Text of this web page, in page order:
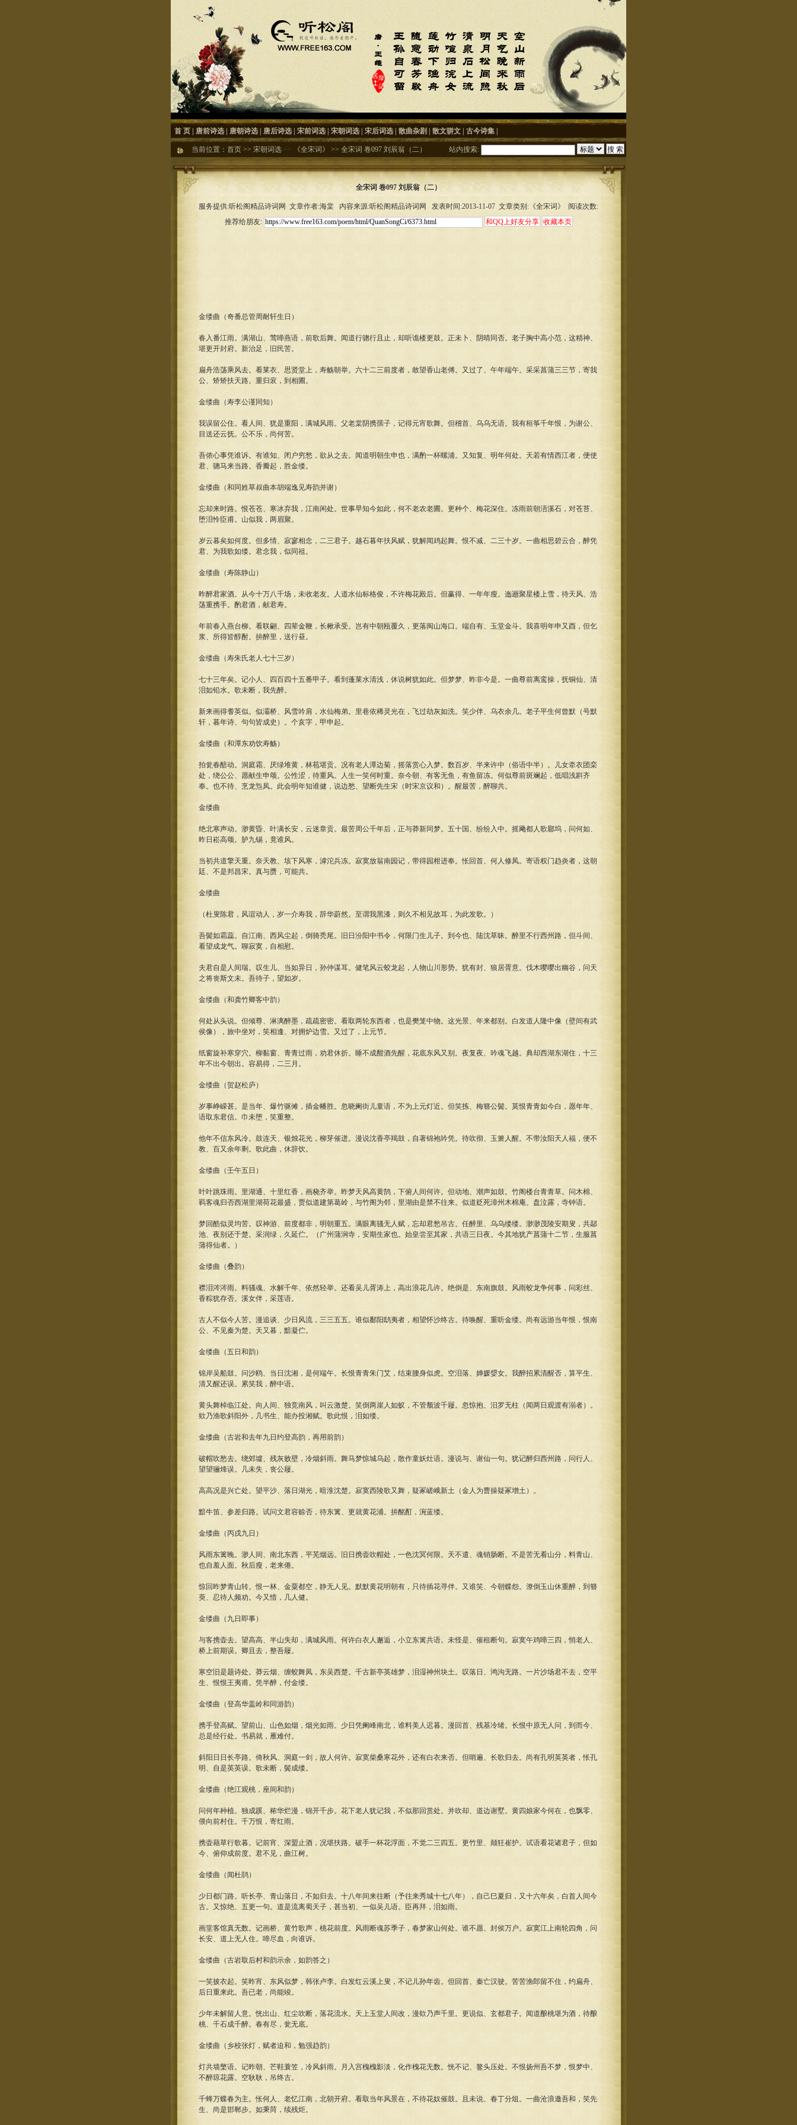
首 页 唐前诗选 唐朝诗选 唐后诗选 宋前词选 宋朝词选 宋后词选 散曲杂剧 散文骈文 古今诗集
当前位置： 首页 >> 宋朝词选 >> 《全宋词》 >> 全宋词 卷097 刘辰翁（二） 站内搜索:
全宋词 卷097 刘辰翁（二）
服务提供:听松阁精品诗词网 文章作者:海棠 内容来源:听松阁精品诗词网 发表时间:2013-11-07 文章类别:《全宋词》 阅读次数:
推荐给朋友:
金缕曲（奇番总管周耐轩生日）
春入番江雨。满湖山、莺啼燕语，前歌后舞。闻道行骢行且止，却听谯楼更鼓。正未卜、阴晴同否。老子胸中高小范，这精神、
堪更开封府。新治足，旧民苦。
扁舟浩荡乘风去。看莱衣、思贤堂上，寿觞朝举。六十二三前度者，敢望香山老傅。又过了、午年端午。采采菖蒲三三节，寄我
公、矫矫扶天路。重归衮，到相圃。
金缕曲（寿李公谨同知）
我误留公住。看人间、犹是重阳，满城风雨。父老棠阴携孺子，记得元宵歌舞。但稽首、乌乌无语。我有桓筝千年恨，为谢公、
目送还云抚。公不乐，尚何苦。
吾侬心事凭谁诉。有谁知、闭户穷愁，欲从之去。闻道明朝生申也，满酌一杯螺浦。又知复、明年何处。天若有情西江者，便使
君、骢马来当路。香瓣起，胜金缕。
金缕曲（和同姓草叔曲本胡端逸见寿韵并谢）
忘却来时路。恨苍苍、寒冰弃我，江南闲处。世事早知今如此，何不老农老圃。更种个、梅花深住。冻雨前朝浯溪石，对苍苔、
堕泪怜臣甫。山似我，两眉聚。
岁云暮矣如何度。但多情、寂寥相念，二三君子。越石暮年扶风赋，犹解闻鸡起舞。恨不减、二三十岁。一曲相思碧云合，醉凭
君、为我歌如缕。君念我，似同祖。
金缕曲（寿陈静山）
昨醉君家酒。从今十万八千场，未收老友。人道水仙标格俊，不许梅花殿后。但赢得、一年年瘦。迤逦聚星楼上雪，待天风、浩
荡重携手。酌君酒，献君寿。
年前春入燕台柳。看联翩、四辈金鞭，长楸承受。岂有中朝瓯覆久，更落闽山海口。端自有、玉堂金斗。我喜明年申又酉，但乞
浆、所得皆醇酎。拚醉里，送行昼。
金缕曲（寿朱氏老人七十三岁）
七十三年矣。记小人、四百四十五番甲子。看到蓬莱水清浅，休说树犹如此。但梦梦、昨非今是。一曲尊前离鸾操，抚铜仙、清
泪如铅水。歌未断，我先醉。
新来画得耆英似。似灞桥、风雪吟肩，水仙梅弟。里巷依稀灵光在，飞过劫灰如洗。笑少伴、乌衣余几。老子平生何曾默（号默
轩，暮年诗、句句皆成史）。个亥字，甲申起。
金缕曲（和潭东劝饮寿觞）
拍瓮春醅动。洞庭霜、厌绿堆黄，林苞堪贡。况有老人潭边菊，摇落赏心入梦。数百岁、半来许中（俗语中半）。儿女牵衣团栾
处，绕公公、愿献生申颂。公性涩，待重风。人生一笑何时重。奈今朝、有客无鱼，有鱼留冻。何似尊前斑斓起，低唱浅斟齐
奉。也不待、烹龙炰凤。此会明年知谁健，说边愁、望断先生宋（时宋京议和）。醒最苦，醉聊共。
金缕曲
绝北寒声动。渺黄昏、叶满长安，云迷章贡。最苦周公千年后，正与莽新同梦。五十国、纷纷入中。摇飏都人歌郿坞，问何如、
昨日崧高颂。胪九锡，竟谁风。
当初共道擎天重。奈天教、垓下风寒，滹沱兵冻。寂寞放翁南园记，带得园柑进奉。怅回首、何人修凤。寄语权门趋炎者，这朝
廷、不是邦昌宋。真与赝，可能共。
金缕曲
（杜叟陈君，风谊动人，岁一介寿我，辞华蔚然。至谓我黑漆，则久不相见故耳，为此发歌。）
吾鬓如霜蕊。自江南、西风尘起，倒骑秃尾。旧日汾阳中书令，何限门生儿子。到今也、陆沈草昧。醉里不行西州路，但斗间、
看望成龙气。聊寂寞，自相慰。
夫君自是人间瑞。叹生儿、当如异日，孙仲谋耳。健笔风云蛟龙起，人物山川形势。犹有封、狼居胥意。伐木嘤嘤出幽谷，问天
之将丧斯文未。吾待子，望如岁。
金缕曲（和龚竹卿客中韵）
何处从头说。但倾尊、淋漓醉墨，疏疏密密。看取两轮东西者，也是樊笼中物。这光景、年来都别。白发道人隆中像（壁间有武
侯像），旅中坐对，笑相逢、对拥炉边雪。又过了，上元节。
纸窗旋补寒穿穴。柳黏窗、青青过雨，劝君休折。睡不成酣酒先醒，花底东风又别。夜复夜、吟魂飞越。典却西湖东湖住，十三
年不出今朝出。容易得，二三月。
金缕曲（贺赵松庐）
岁事峥嵘甚。是当年、爆竹驱傩，插金幡胜。忽晓阑街儿童语，不为上元灯近。但笑拣、梅簪公鬓。莫恨青青如今白，愿年年、
语取东君信。巾未堕，笑重整。
他年不信东风冷。鼓连天、银烛花光，柳芽催迸。漫说沈香亭羯鼓，自著锦袍吟凭。待吹彻、玉箫人醒。不带汝阳天人福，便不
教、百又余年剩。歌此曲，休辞饮。
金缕曲（壬午五日）
叶叶跳珠雨。里湖通、十里红香，画桡齐举。昨梦天风高黄鹄，下俯人间何许。但动地、潮声如鼓。竹阁楼台青青草。问木棉、
羁客魂归否西湖里湖荷花最盛，贾似道建第葛岭，与竹阁为邻，里湖由是禁不往来。似道贬死漳州木棉庵。盘泣露，寺钟语。
梦回酷似灵均苦。叹神游、前度都非，明朝重五。满眼离骚无人赋，忘却君愁吊古。任醉里、乌乌缕缕。渺渺茂陵安期叟，共鄗
池、夜别还于楚。采润绿，久延伫。（广州蒲涧寺，安期生家也。始皇尝至其家，共语三日夜。今其地犹产菖蒲十二节，生服菖
蒲得仙者。）
金缕曲（叠韵）
襟泪涔涔雨。料骚魂、水解千年、依然轻举。还看吴儿胥涛上，高出浪花几许。绝倒是、东南旗鼓。风雨蛟龙争何事，问彩丝、
香粽犹存否。溪女伴，采莲语。
古人不似今人苦。漫追谈、少日风流，三三五五。谁似鄱阳鸱夷者，相望怀沙终古。待唤醒、重听金缕。尚有远游当年恨，恨南
公、不见秦为楚。天又暮，黯凝伫。
金缕曲（五日和韵）
锦岸吴船鼓。问沙鸥、当日沈湘，是何端午。长恨青青朱门艾，结束腰身似虎。空泪落、婵媛媭女。我醉招累清醒否，算平生、
清又醒还误。累笑我，醉中语。
黄头舞棹临江处。向人间、独竞南风，叫云激楚。笑倒两崖人如蚁，不管颓波千屦。忽惊抱、汨罗无柱（闻两日观渡有溺者）。
欸乃渔歌斜阳外，几书生、能办投湘赋。歌此恨，泪如缕。
金缕曲（古岩和去年九日约登高韵，再用前韵）
破帽吹愁去。绕郊墟、残灰败壁，冷烟斜雨。舞马梦惊城乌起，散作童妖灶语。漫说与、谢仙一句。犹记醉归西州路，问行人、
望望骊烽误。几未失，丧公屦。
高高况是兴亡处。望平沙、落日湖光，暗淮沈楚。寂寞西陵歌又舞，疑冢嵯峨新土（金人为曹操疑冢增土）。
黯牛笛、参差归路。试问文君容赊否，待东篱、更就黄花浦。拚酩酊，涴蓝缕。
金缕曲（丙戌九日）
风雨东篱晚。渺人间、南北东西，平芜烟远。旧日携壶吹帽处，一色沈冥何限。天不遣、魂销肠断。不是苦无看山分，料青山、
也自羞人面。秋后瘦，老来倦。
惊回昨梦青山转。恨一林、金粟都空，静无人见。默默黄花明朝有，只待插花寻伴。又谁笑、今朝蝶怨。潦倒玉山休重醉，到簪
萸、忍待人频劝。今又惜，几人健。
金缕曲（九日即事）
与客携壶去。望高高、半山失却，满城风雨。何许白衣人邂逅，小立东篱共语。未怪是、催租断句。寂寞午鸡啼三四，悄老人、
桥上前期误。卿且去，整吾屦。
寒空旧是题诗处。莽云烟、缠蛟舞凤，东吴西楚。千古新亭英雄梦，泪湿神州块土。叹落日、鸿沟无路。一片沙场君不去，空平
生、恨恨王夷甫。凭半醉，付金缕。
金缕曲（登高华盖岭和同游韵）
携手登高赋。望前山、山色如烟，烟光如雨。少日凭阑峰南北，谁料美人迟暮。漫回首、残基冷绪。长恨中原无人问，到而今、
总是经行处。书易就，雁难付。
斜阳日日长亭路。倚秋风、洞庭一剑，故人何许。寂寞柴桑寒花外，还有白衣来否。但哨遍、长歌归去。尚有孔明英英者，怅孔
明、自是英英误。歌未断，鬓成缕。
金缕曲（绝江观桃，座间和韵）
问何年种植。独成蹊、秾华烂漫，锦开千步。花下老人犹记我，不似那回赏处。并吹却、道边谢墅。黄四娘家今何在，也飘零、
偎向前村住。千万恨，寄红雨。
携壶藉草行歌暮。记前宵、深盟止酒，况堪扶路。破手一杯花浮面，不觉二三四五。更竹里、颠狂崔护。试语看花诸君子，但如
今、俯仰成前度。君不见，曲江树。
金缕曲（闻杜鹃）
少日都门路。听长亭、青山落日，不如归去。十八年间来往断（予往来秀城十七八年），自己巳夏归，又十六年矣，白首人间今
古。又惊绝、五更一句。道是流离蜀天子，甚当初、一似吴儿语。臣再拜，泪如雨。
画堂客馆真无数。记画桥、黄竹歌声，桃花前度。风雨断魂苏季子，春梦家山何处。谁不愿、封侯万户。寂寞江上南轮四角，问
长安、道上无人住。啼尽血，向谁诉。
金缕曲（古岩取后村和韵示余，如韵答之）
一笑披衣起。笑昨宵、东风似梦，韩张卢李。白发红云溪上叟，不记儿孙年齿。但回首、秦亡汉驶。苦苦渔郎留不住，约扁舟、
后日重来此。吾已老，尚能竣。
少年未解留人意。恍出山、红尘吹断，落花流水。天上玉堂人间改，漫欸乃声千里。更说似、玄都君子。闻道酿桃堪为酒，待酿
桃、千石成千醉。春有尽，瓮无底。
金缕曲（乡校张灯，赋者迫和，勉强趋韵）
灯共墙檠语。记昨朝、芒鞋蓑笠，冷风斜雨。月入宫槐槐影淡，化作槐花无数。恍不记、鳌头压处。不恨扬州吾不梦，恨梦中、
不醉琼花露。空耿耿，吊终古。
千蜂万蝶春为主。怅何人、老忆江南，北朝开府。看取当年风景在，不待花奴催鼓。且未说、春丁分俎。一曲沧浪邀吾和，笑先
生、尚是邯郸步。如秉苘，续残炬。